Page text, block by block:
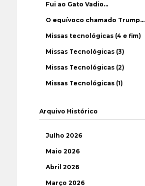
Fui ao Gato Vadio…
O equívoco chamado Trump…
Missas tecnológicas (4 e fim)
Missas Tecnológicas (3)
Missas Tecnológicas (2)
Missas Tecnológicas (1)
Arquivo Histórico
Julho 2026
Maio 2026
Abril 2026
Março 2026